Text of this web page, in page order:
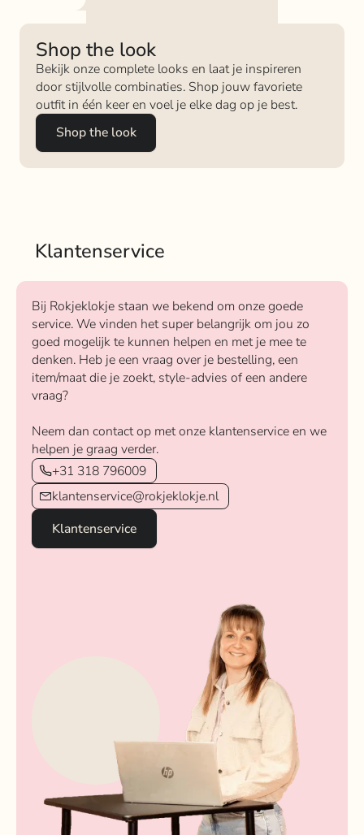
Shop the look
Bekijk onze complete looks en laat je inspireren
door stijlvolle combinaties. Shop jouw favoriete
outfit in één keer en voel je elke dag op je best.
Shop the look
Klantenservice
Bij Rokjeklokje staan we bekend om onze goede
service. We vinden het super belangrijk om jou zo
goed mogelijk te kunnen helpen en met je mee te
denken. Heb je een vraag over je bestelling, een
item/maat die je zoekt, style-advies of een andere
vraag?
Neem dan contact op met onze klantenservice en we
helpen je graag verder.
+31 318 796009
klantenservice@rokjeklokje.nl
Klantenservice